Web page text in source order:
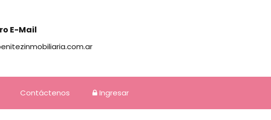
E-Mail
Contáctenos Ingresar